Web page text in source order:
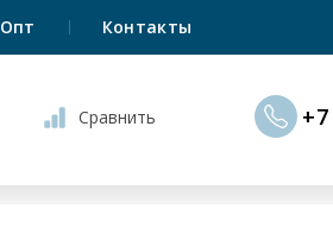
Опт Контакты
Сравнить